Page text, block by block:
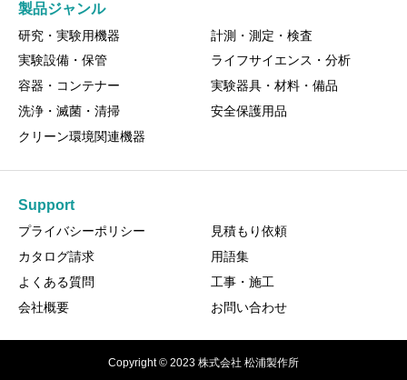
製品ジャンル
研究・実験用機器
計測・測定・検査
実験設備・保管
ライフサイエンス・分析
容器・コンテナー
実験器具・材料・備品
洗浄・滅菌・清掃
安全保護用品
クリーン環境関連機器
Support
プライバシーポリシー
見積もり依頼
カタログ請求
用語集
よくある質問
工事・施工
会社概要
お問い合わせ
Copyright © 2023 株式会社 松浦製作所